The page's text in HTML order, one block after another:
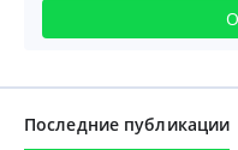
Последние публикации